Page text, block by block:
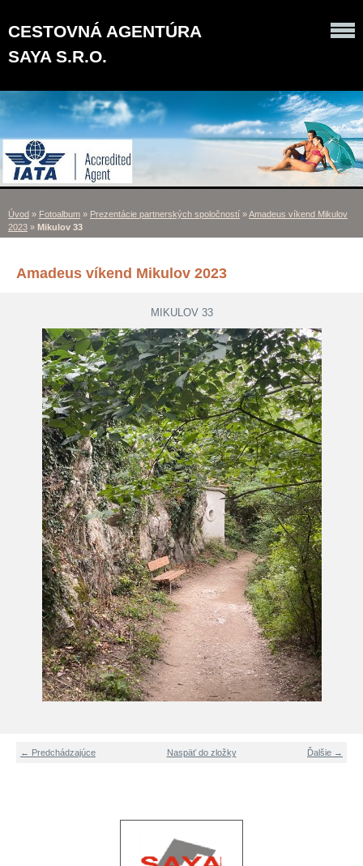
CESTOVNÁ AGENTÚRA
SAYA S.R.O.
Úvod » Fotoalbum » Prezentácie partnerských spoločností »Amadeus víkend Mikulov
2023 » Mikulov 33
Amadeus víkend Mikulov 2023
MIKULOV 33
← Predchádzajúce Ďalšie →
Naspäť do zložky